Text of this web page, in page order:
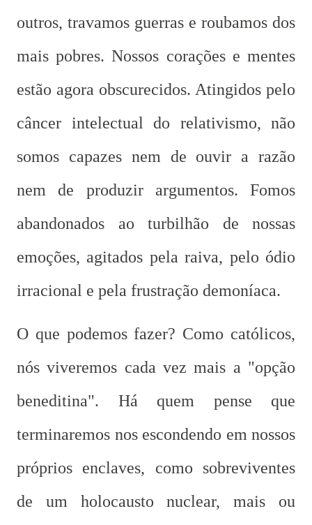
outros, travamos guerras e roubamos dos
mais pobres. Nossos corações e mentes
estão agora obscurecidos. Atingidos pelo
câncer intelectual do relativismo, não
somos capazes nem de ouvir a razão
nem de produzir argumentos. Fomos
abandonados ao turbilhão de nossas
emoções, agitados pela raiva, pelo ódio
irracional e pela frustração demoníaca.
O que podemos fazer? Como católicos,
nós viveremos cada vez mais a "opção
beneditina". Há quem pense que
terminaremos nos escondendo em nossos
próprios enclaves, como sobreviventes
de um holocausto nuclear, mais ou